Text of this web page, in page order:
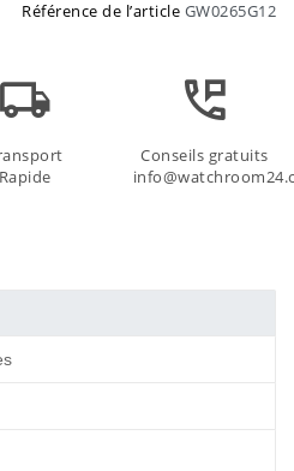
Référence de l’article GW0265G12
Rapide
Conseils gratuits